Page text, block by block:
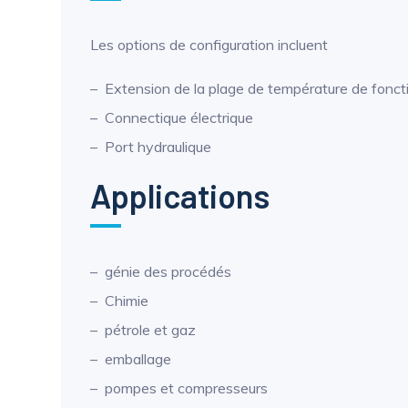
Les options de configuration incluent
Extension de la plage de température de
Connectique électrique
Port hydraulique
Applications
génie des procédés
Chimie
pétrole et gaz
emballage
pompes et compresseurs